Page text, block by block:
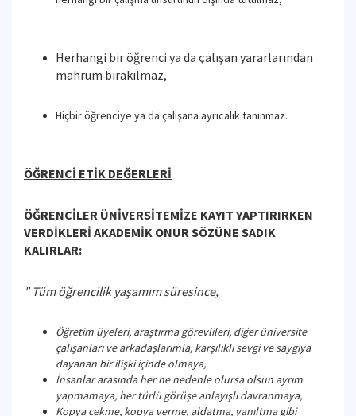
Herhangi bir öğrenci ya da çalışan yararlarından
mahrum bırakılmaz,
Hiçbir öğrenciye ya da çalışana ayrıcalık tanınmaz.
ÖĞRENCİ ETİK DEĞERLERİ
ÖĞRENCİLER ÜNİVERSİTEMİZE KAYIT YAPTIRIRKEN
VERDİKLERİ AKADEMİK ONUR SÖZÜNE SADIK
KALIRLAR:
" Tüm öğrencilik yaşamım süresince,
Öğretim üyeleri, araştırma görevlileri, diğer üniversite
çalışanları ve arkadaşlarımla, karşılıklı sevgi ve saygıya
dayanan bir ilişki içinde olmaya,
İnsanlar arasında her ne nedenle olursa olsun ayrım
yapmamaya, her türlü görüşe anlayışlı davranmaya,
Kopya çekme, kopya verme, aldatma, yanıltma gibi